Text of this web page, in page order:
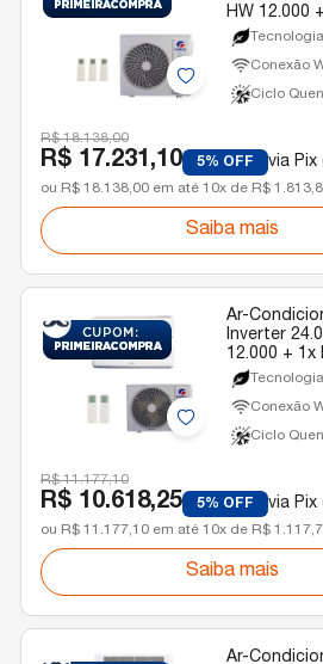
HW 12.000
Gree
Conexão
Ciclo
R$ 18.138,00
R$ 17.231,10 5% OFF via
ou R$ 18.138,00 em até 10x de R$
Saiba mais
Ar-
Inverter
12.000 + 1x
Gree
Conexão
Ciclo
R$ 11.177,10
R$ 10.618,25 5% OFF via
ou R$ 11.177,10 em até 10x de R$
Saiba mais
Ar-